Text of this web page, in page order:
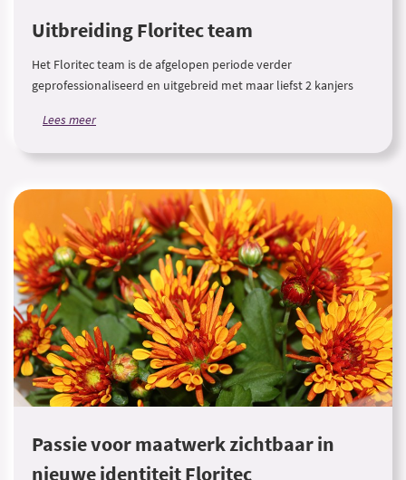
Uitbreiding Floritec team
Het Floritec team is de afgelopen periode verder
geprofessionaliseerd en uitgebreid met maar liefst 2 kanjers
Lees meer
Passie voor maatwerk zichtbaar in
nieuwe identiteit Floritec